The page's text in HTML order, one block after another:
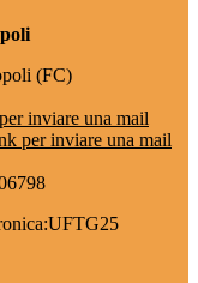
(FC)
inviare una mail
per inviare una mail